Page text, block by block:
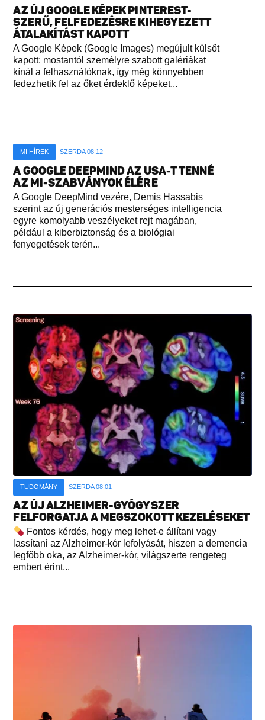
AZ ÚJ GOOGLE KÉPEK PINTEREST-
SZERŰ, FELFEDEZÉSRE KIHEGYEZETT
ÁTALAKÍTÁST KAPOTT
A Google Képek (Google Images) megújult külsőt
kapott: mostantól személyre szabott galériákat
kínál a felhasználóknak, így még könnyebben
fedezhetik fel az őket érdeklő képeket...
MI HÍREK SZERDA 08:12
A GOOGLE DEEPMIND AZ USA-T TENNÉ
AZ MI-SZABVÁNYOK ÉLÉRE
A Google DeepMind vezére, Demis Hassabis
szerint az új generációs mesterséges intelligencia
egyre komolyabb veszélyeket rejt magában,
például a kiberbiztonság és a biológiai
fenyegetések terén...
TUDOMÁNY SZERDA 08:01
AZ ÚJ ALZHEIMER-GYÓGYSZER
FELFORGATJA A MEGSZOKOTT KEZELÉSEKET
Fontos kérdés, hogy meg lehet-e állítani vagy
lassítani az Alzheimer-kór lefolyását, hiszen a demencia
legfőbb oka, az Alzheimer-kór, világszerte rengeteg
embert érint...